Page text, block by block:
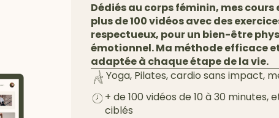
Dédiés au corps féminin, mes
plus de 100 vidéos avec des
respectueux, pour un bien-être
émotionnel. Ma méthode efficace
adaptée à chaque étape de la vie.
Yoga, Pilates, cardio sans impact,
+ de 100 vidéos de 10 à 30 minutes,
ciblés